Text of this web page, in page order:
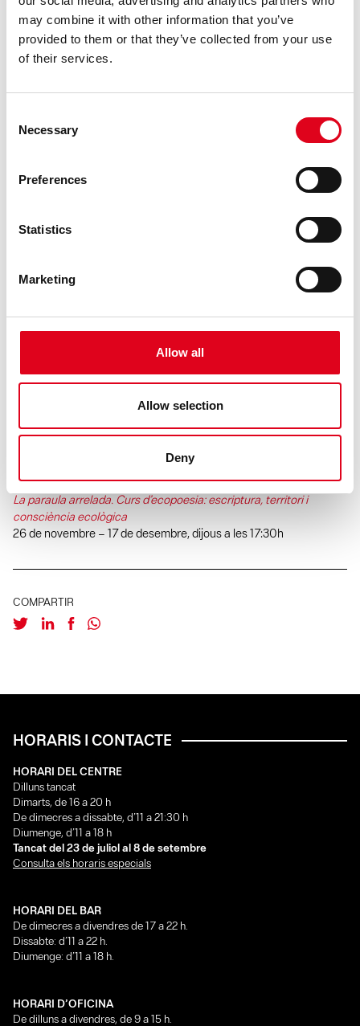
may combine it with other information that you’ve
provided to them or that they’ve collected from your use
of their services.
Selection
Necessary
Preferences
Statistics
Marketing
Allow all
Allow selection
Deny
INFO ÚTIL
Una història de l’art des de l’escolta. Teoria, curadoria i pràctiques
sonores
22 de setembre – 20 d’octubre, dimarts a les 17:30h
3 – 17 de novembre, dimarts a les 17h
Miguel Ángel Feria
La paraula arrelada. Curs d’ecopoesia: escriptura, territori i
consciència ecològica
26 de novembre – 17 de desembre, dijous a les 17:30h
COMPARTIR
HORARIS I CONTACTE
HORARI DEL CENTRE
Dilluns tancat
Dimarts, de 16 a 20 h
De dimecres a dissabte, d’11 a 21:30 h
Diumenge, d’11 a 18 h
Tancat del 23 de juliol al 8 de setembre
Consulta els horaris especials
HORARI DEL BAR
De dimecres a divendres de 17 a 22 h.
Dissabte: d’11 a 22 h.
Diumenge: d’11 a 18 h.
HORARI D’OFICINA
De dilluns a divendres, de 9 a 15 h.